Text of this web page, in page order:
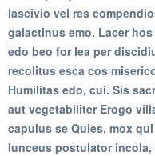
lascivio vel res
galactinus emo. Lacer
edo beo for lea per
recolitus esca cos
Humilitas edo, cui. Sis
aut vegetabiliter Erogo
capulus se Quies, mox
Iunceus postulator incola,